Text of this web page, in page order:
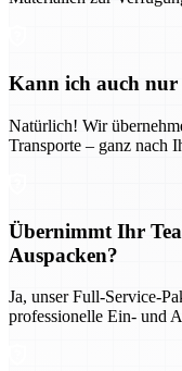
Kann ich auch nur
Natürlich! Wir
Transporte – ganz nach
Übernimmt Ihr
Auspacken?
Ja, unser Full-Service-
professionelle Ein- und